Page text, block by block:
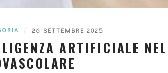
| 26 SETTEMBRE 2025
ARTIFICIALE